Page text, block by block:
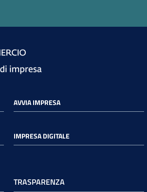
AVVIA IMPRESA
IMPRESA DIGITALE
TRASPARENZA